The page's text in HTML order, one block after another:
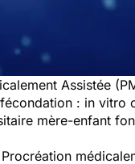
Assistée
: in vitro
mère-enfant